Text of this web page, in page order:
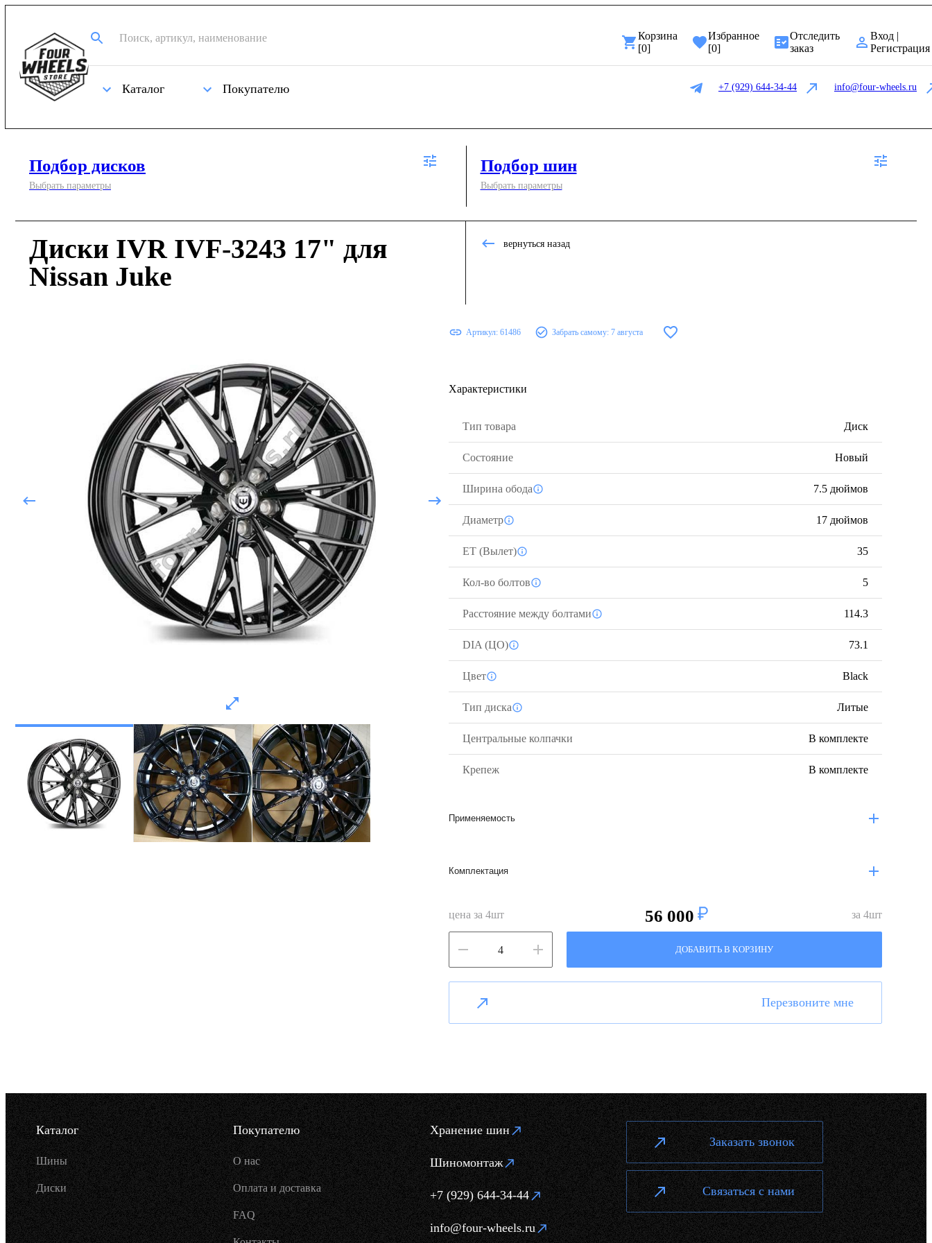
Корзина
[0]
Избранное
[0]
Отследить
заказ
Вход |
Регистрация
Каталог Покупателю +7 (929) 644-34-44 info@four-wheels.ru
Подбор дисков
Выбрать параметры
Подбор шин
Выбрать параметры
Диски IVR IVF-3243 17" для
Nissan Juke
вернуться назад
Артикул: 61486 Забрать самому: 7 августа
Характеристики
Тип товара Диск
Состояние Новый
Ширина обода 7.5 дюймов
Диаметр 17 дюймов
ЕТ (Вылет) 35
Кол-во болтов 5
Расстояние между болтами 114.3
DIA (ЦО) 73.1
Цвет Black
Тип диска Литые
Центральные колпачки В комплекте
Крепеж В комплекте
Применяемость
Комплектация
цена за 4шт 56 000 за 4шт
ДОБАВИТЬ В КОРЗИНУ
Перезвоните мне
Каталог
Шины
Диски
Покупателю
О нас
Оплата и доставка
FAQ
Хранение шин
Шиномонтаж
+7 (929) 644-34-44
info@four-wheels.ru
Заказать звонок
Связаться с нами